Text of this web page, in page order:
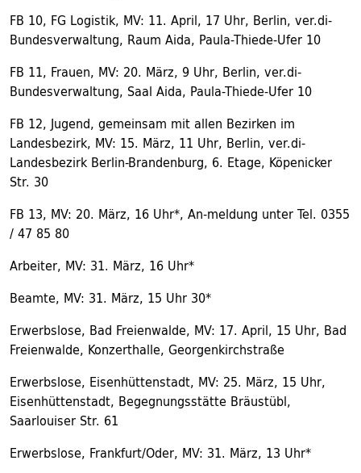
FB 10, FG Logistik, MV: 11. April, 17 Uhr, Berlin, ver.di-
Bundesverwaltung, Raum Aida, Paula-Thiede-Ufer 10
FB 11, Frauen, MV: 20. März, 9 Uhr, Berlin, ver.di-
Bundesverwaltung, Saal Aida, Paula-Thiede-Ufer 10
FB 12, Jugend, gemeinsam mit allen Bezirken im
Landesbezirk, MV: 15. März, 11 Uhr, Berlin, ver.di-
Landesbezirk Berlin-Brandenburg, 6. Etage, Köpenicker
Str. 30
FB 13, MV: 20. März, 16 Uhr*, An-meldung unter Tel. 0355
/ 47 85 80
Arbeiter, MV: 31. März, 16 Uhr*
Beamte, MV: 31. März, 15 Uhr 30*
Erwerbslose, Bad Freienwalde, MV: 17. April, 15 Uhr, Bad
Freienwalde, Konzerthalle, Georgenkirchstraße
Erwerbslose, Eisenhüttenstadt, MV: 25. März, 15 Uhr,
Eisenhüttenstadt, Begegnungsstätte Bräustübl,
Saarlouiser Str. 61
Erwerbslose, Frankfurt/Oder, MV: 31. März, 13 Uhr*